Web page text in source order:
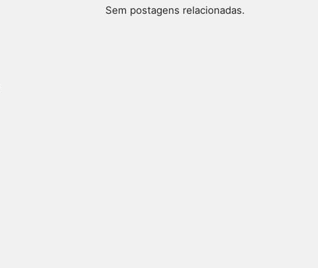
Sem postagens relacionadas.